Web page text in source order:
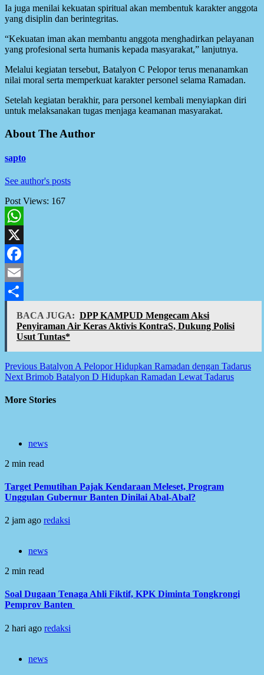
Ia juga menilai kekuatan spiritual akan membentuk karakter anggota
yang disiplin dan berintegritas.
“Kekuatan iman akan membantu anggota menghadirkan pelayanan
yang profesional serta humanis kepada masyarakat,” lanjutnya.
Melalui kegiatan tersebut, Batalyon C Pelopor terus menanamkan
nilai moral serta memperkuat karakter personel selama Ramadan.
Setelah kegiatan berakhir, para personel kembali menyiapkan diri
untuk melaksanakan tugas menjaga keamanan masyarakat.
About The Author
sapto
See author's posts
Post Views: 167
WhatsApp
X
Facebook
Email
Share
BACA JUGA: DPP KAMPUD Mengecam Aksi
Penyiraman Air Keras Aktivis KontraS, Dukung Polisi
Usut Tuntas*
Post
navigation
Previous Batalyon A Pelopor Hidupkan Ramadan dengan Tadarus
Next Brimob Batalyon D Hidupkan Ramadan Lewat Tadarus
More Stories
news
2 min read
Target Pemutihan Pajak Kendaraan Meleset, Program
Unggulan Gubernur Banten Dinilai Abal-Abal?
2 jam ago redaksi
news
2 min read
Soal Dugaan Tenaga Ahli Fiktif, KPK Diminta Tongkrongi
Pemprov Banten
2 hari ago redaksi
news